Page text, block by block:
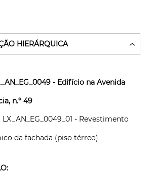
HIERÁRQUICA
- Edifício na Avenida
n.º 49
LX_AN_EG_0049_01 - Revestimento
da fachada (piso térreo)